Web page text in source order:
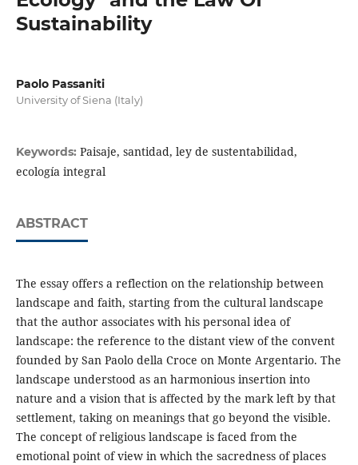
Sustainability
Paolo Passaniti
University of Siena (Italy)
Keywords: Paisaje, santidad, ley de sustentabilidad,
ecología integral
ABSTRACT
The essay offers a reflection on the relationship between
landscape and faith, starting from the cultural landscape
that the author associates with his personal idea of
landscape: the reference to the distant view of the convent
founded by San Paolo della Croce on Monte Argentario. The
landscape understood as an harmonious insertion into
nature and a vision that is affected by the mark left by that
settlement, taking on meanings that go beyond the visible.
The concept of religious landscape is faced from the
emotional point of view in which the sacredness of places